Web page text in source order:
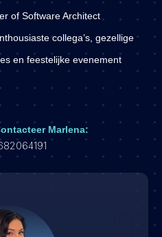
of Software Architect
collega’s, gezellige
en feestelijke evenement
Marlena: